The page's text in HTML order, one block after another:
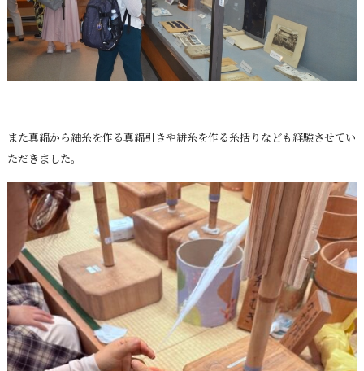
また真綿から紬糸を作る真綿引きや絣糸を作る糸括りなども経験させてい
ただきました。